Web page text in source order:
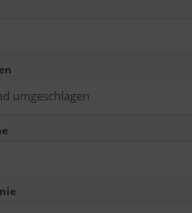
umgeschlagen